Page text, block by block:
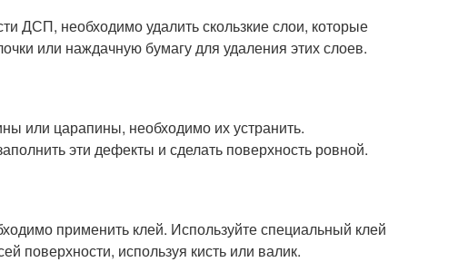
ДСП, необходимо удалить скользкие слои, которые
или наждачную бумагу для удаления этих слоев.
или царапины, необходимо их устранить.
эти дефекты и сделать поверхность ровной.
применить клей. Используйте специальный клей
поверхности, используя кисть или валик.